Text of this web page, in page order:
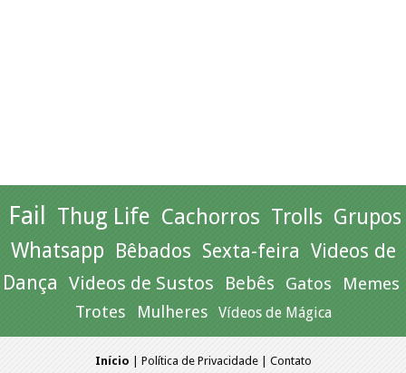
Fail Thug Life Cachorros Trolls Grupos
Whatsapp Bêbados Sexta-feira Videos de
Dança Videos de Sustos Bebês Gatos Memes
Trotes Mulheres Vídeos de Mágica
Início Política de Privacidade| Contato